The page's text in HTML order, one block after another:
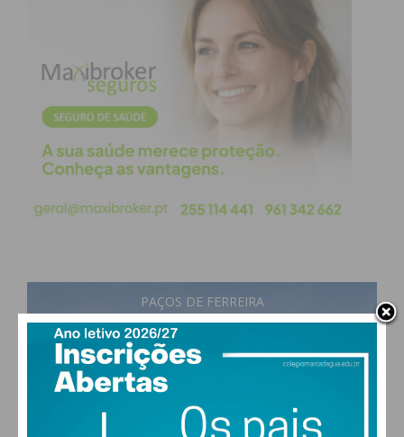
PAÇOS DE FERREIRA
16°
92% humidade